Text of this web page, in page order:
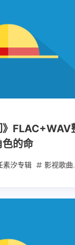
FLAC+WAV
的命
素汐专辑 影视歌曲